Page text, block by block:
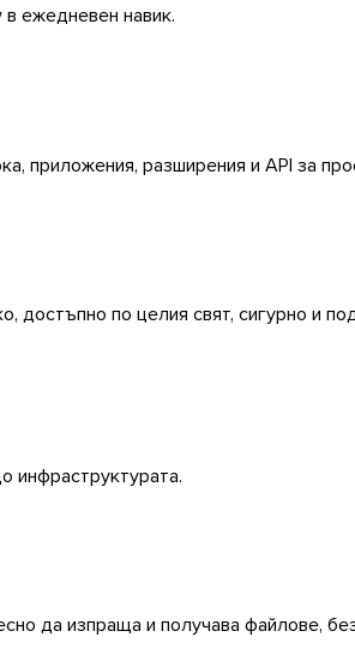
ежедневен навик.
приложения, разширения и API за
по целия свят, сигурно и
инфраструктурата.
да изпраща и получава файлове,